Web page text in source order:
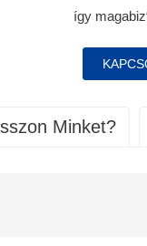
így
Minket?
az anyag- és